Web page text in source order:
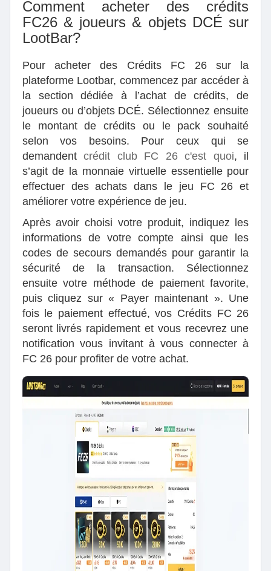
Comment acheter des crédits
FC26 & joueurs & objets DCÉ sur
LootBar?
Pour acheter des Crédits FC 26 sur la
plateforme Lootbar, commencez par accéder à
la section dédiée à l’achat de crédits, de
joueurs ou d’objets DCÉ. Sélectionnez ensuite
le montant de crédits ou le pack souhaité
selon vos besoins. Pour ceux qui se
demandentcrédit club FC 26 c'est quoi, il
s’agit de la monnaie virtuelle essentielle pour
effectuer des achats dans le jeu FC 26 et
améliorer votre expérience de jeu.
Après avoir choisi votre produit, indiquez les
informations de votre compte ainsi que les
codes de secours demandés pour garantir la
sécurité de la transaction. Sélectionnez
ensuite votre méthode de paiement favorite,
puis cliquez sur « Payer maintenant ». Une
fois le paiement effectué, vos Crédits FC 26
seront livrés rapidement et vous recevrez une
notification vous invitant à vous connecter à
FC 26 pour profiter de votre achat.